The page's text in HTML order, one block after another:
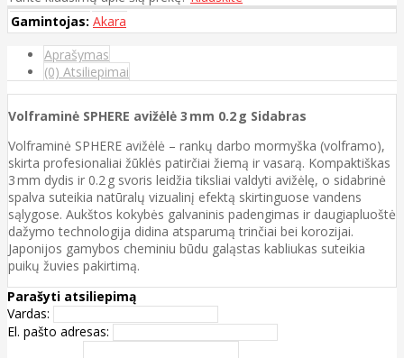
Gamintojas: Akara
Aprašymas
(0) Atsiliepimai
Volframinė SPHERE avižėlė 3 mm 0.2 g Sidabras
Volframinė SPHERE avižėlė – rankų darbo mormyška (volframo),
skirta profesionaliai žūklės patirčiai žiemą ir vasarą. Kompaktiškas
3 mm dydis ir 0.2 g svoris leidžia tiksliai valdyti avižėlę, o sidabrinė
spalva suteikia natūralų vizualinį efektą skirtinguose vandens
sąlygose. Aukštos kokybės galvaninis padengimas ir daugiapluoštė
dažymo technologija didina atsparumą trinčiai bei korozijai.
Japonijos gamybos cheminiu būdu galąstas kabliukas suteikia
puikų žuvies pakirtimą.
Parašyti atsiliepimą
Vardas:
El. pašto adresas: